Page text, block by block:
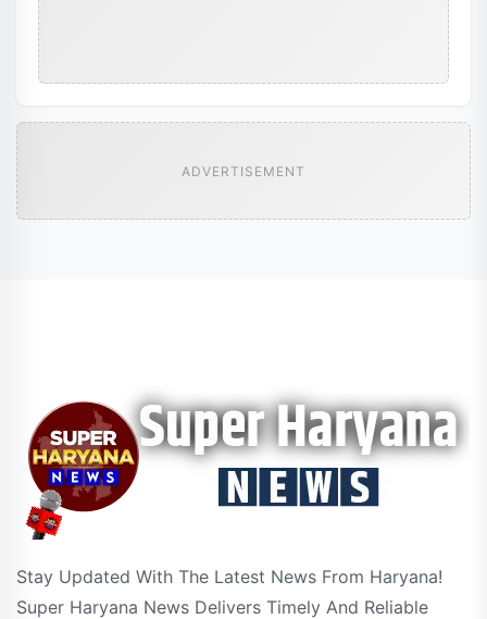
ADVERTISEMENT
Stay Updated With The Latest News From Haryana!
Super Haryana News Delivers Timely And Reliable